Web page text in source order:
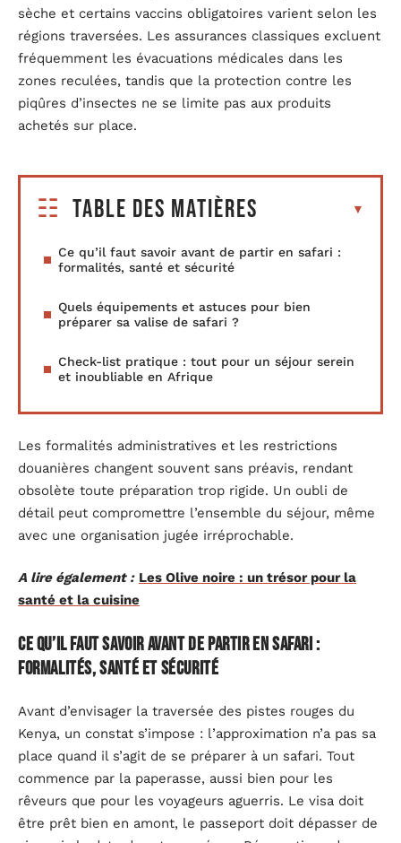
sèche et certains vaccins obligatoires varient selon les
régions traversées. Les assurances classiques excluent
fréquemment les évacuations médicales dans les
zones reculées, tandis que la protection contre les
piqûres d’insectes ne se limite pas aux produits
achetés sur place.
Table des matières
Ce qu’il faut savoir avant de partir en safari :
formalités, santé et sécurité
Quels équipements et astuces pour bien
préparer sa valise de safari ?
Check-list pratique : tout pour un séjour serein
et inoubliable en Afrique
Les formalités administratives et les restrictions
douanières changent souvent sans préavis, rendant
obsolète toute préparation trop rigide. Un oubli de
détail peut compromettre l’ensemble du séjour, même
avec une organisation jugée irréprochable.
A lire également : Les Olive noire : un trésor pour la
santé et la cuisine
Ce qu’il faut savoir avant de partir en safari :
formalités, santé et sécurité
Avant d’envisager la traversée des pistes rouges du
Kenya, un constat s’impose : l’approximation n’a pas sa
place quand il s’agit de se préparer à un safari. Tout
commence par la paperasse, aussi bien pour les
rêveurs que pour les voyageurs aguerris. Le visa doit
être prêt bien en amont, le passeport doit dépasser de